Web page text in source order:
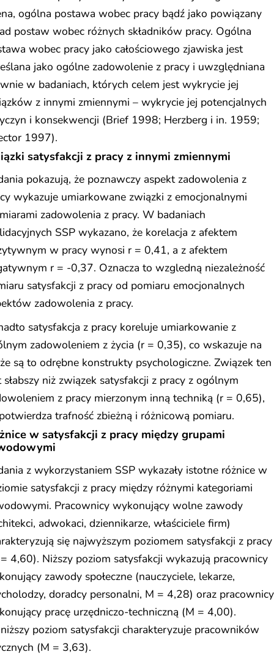
ogólna postawa wobec pracy bądź jako powiązany
postaw wobec różnych składników pracy. Ogólna
wobec pracy jako całościowego zjawiska jest
jako ogólne zadowolenie z pracy i uwzględniana
w badaniach, których celem jest wykrycie jej
z innymi zmiennymi – wykrycie jej potencjalnych
i konsekwencji (Brief 1998; Herzberg i in. 1959;
1997).
satysfakcji z pracy z innymi zmiennymi
pokazują, że poznawczy aspekt zadowolenia z
wykazuje umiarkowane związki z emocjonalnymi
zadowolenia z pracy. W badaniach
SSP wykazano, że korelacja z afektem
w pracy wynosi r = 0,41, a z afektem
r = -0,37. Oznacza to wzgledną niezależność
satysfakcji z pracy od pomiaru emocjonalnych
zadowolenia z pracy.
satysfakcja z pracy koreluje umiarkowanie z
zadowoleniem z życia (r = 0,35), co wskazuje na
są to odrębne konstrukty psychologiczne. Związek ten
słabszy niż związek satysfakcji z pracy z ogólnym
z pracy mierzonym inną techniką (r = 0,65),
trafność zbieżną i różnicową pomiaru.
w satysfakcji z pracy między grupami
z wykorzystaniem SSP wykazały istotne różnice w
satysfakcji z pracy między różnymi kategoriami
Pracownicy wykonujący wolne zawody
adwokaci, dziennikarze, właściciele firm)
się najwyższym poziomem satysfakcji z pracy
4,60). Niższy poziom satysfakcji wykazują pracownicy
zawody społeczne (nauczyciele, lekarze,
doradcy personalni, M = 4,28) oraz pracownicy
pracę urzędniczo-techniczną (M = 4,00).
poziom satysfakcji charakteryzuje pracowników
(M = 3,63).